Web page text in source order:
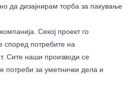
да дизајнирам торба за пакување
Секој проект го
според потребите на
Сите наши производи се
потреби за уметнички дела и